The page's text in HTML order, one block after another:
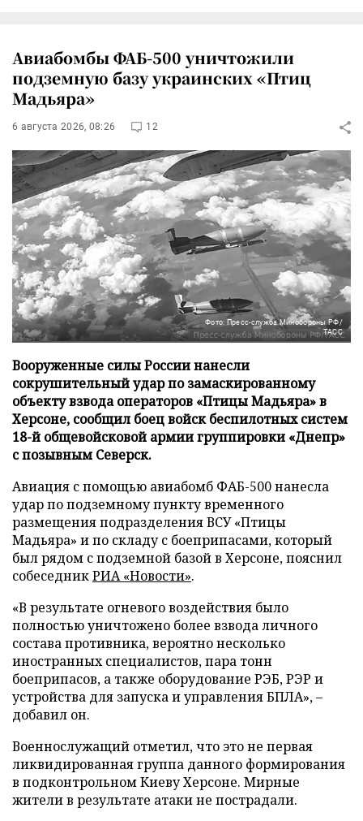
Авиабомбы ФАБ-500 уничтожили
подземную базу украинских «Птиц
Мадьяра»
6 августа 2026, 08:26 12
Фото: Пресс-служба Минобороны РФ/
ТАСС
Вооруженные силы России нанесли
сокрушительный удар по замаскированному
объекту взвода операторов «Птицы Мадьяра» в
Херсоне, сообщил боец войск беспилотных систем
18-й общевойсковой армии группировки «Днепр»
с позывным Северск.
Авиация с помощью авиабомб ФАБ-500 нанесла
удар по подземному пункту временного
размещения подразделения ВСУ «Птицы
Мадьяра» и по складу с боеприпасами, который
был рядом с подземной базой в Херсоне, пояснил
собеседникРИА «Новости».
«В результате огневого воздействия было
полностью уничтожено более взвода личного
состава противника, вероятно несколько
иностранных специалистов, пара тонн
боеприпасов, а также оборудование РЭБ, РЭР и
устройства для запуска и управления БПЛА», –
добавил он.
Военнослужащий отметил, что это не первая
ликвидированная группа данного формирования
в подконтрольном Киеву Херсоне. Мирные
жители в результате атаки не пострадали.